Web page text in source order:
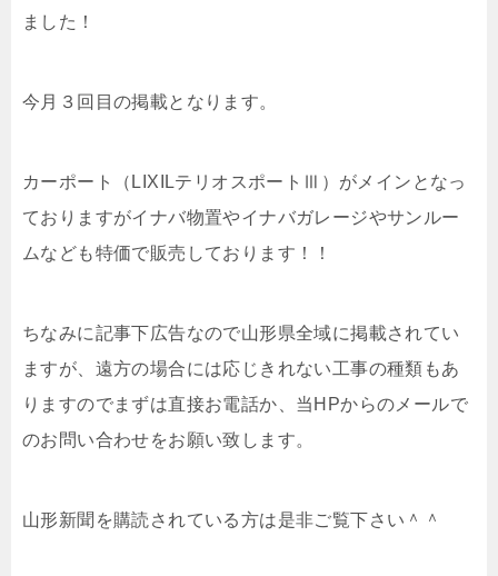
ました！
今月３回目の掲載となります。
カーポート（LIXILテリオスポートⅢ）がメインとなっ
ておりますがイナバ物置やイナバガレージやサンルー
ムなども特価で販売しております！！
ちなみに記事下広告なので山形県全域に掲載されてい
ますが、遠方の場合には応じきれない工事の種類もあ
りますのでまずは直接お電話か、当HPからのメールで
のお問い合わせをお願い致します。
山形新聞を購読されている方は是非ご覧下さい＾＾